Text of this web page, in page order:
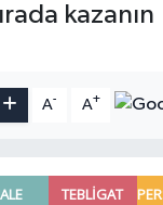
kazanın
A- A+